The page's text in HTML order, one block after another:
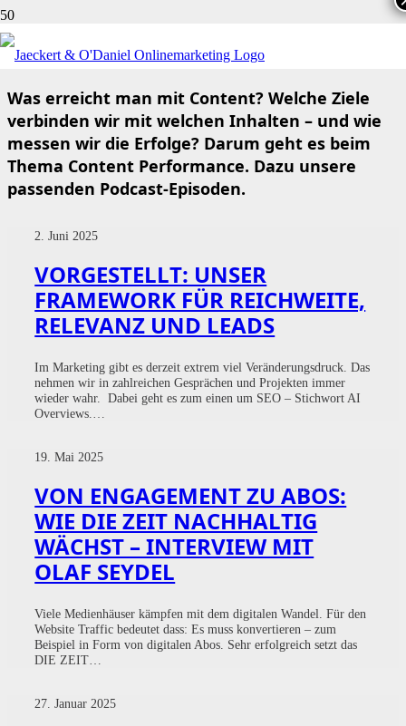
CONTENT PERFORMANCE
Was erreicht man mit Content? Welche Ziele
verbinden wir mit welchen Inhalten – und wie
messen wir die Erfolge? Darum geht es beim
Thema Content Performance. Dazu unsere
passenden Podcast-Episoden.
2. Juni 2025
VORGESTELLT: UNSER
FRAMEWORK FÜR REICHWEITE,
RELEVANZ UND LEADS
Im Marketing gibt es derzeit extrem viel Veränderungsdruck. Das
nehmen wir in zahlreichen Gesprächen und Projekten immer
wieder wahr. Dabei geht es zum einen um SEO – Stichwort AI
Overviews.…
19. Mai 2025
VON ENGAGEMENT ZU ABOS:
WIE DIE ZEIT NACHHALTIG
WÄCHST – INTERVIEW MIT
OLAF SEYDEL
Viele Medienhäuser kämpfen mit dem digitalen Wandel. Für den
Website Traffic bedeutet dass: Es muss konvertieren – zum
Beispiel in Form von digitalen Abos. Sehr erfolgreich setzt das
DIE ZEIT…
27. Januar 2025